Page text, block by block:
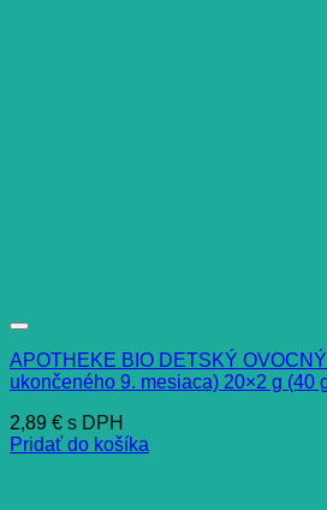
APOTHEKE BIO DETSKÝ
ukončeného 9. mesiaca) 20×2 g (40
2,89 € s DPH
Pridať do košíka